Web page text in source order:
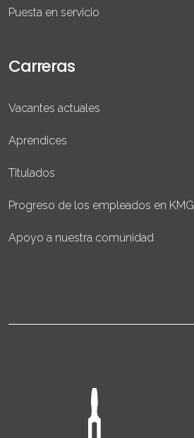
Puesta en servicio
Carreras
Vacantes actuales
Aprendices
Titulados
Progreso de los empleados en KMG
Apoyo a nuestra comunidad